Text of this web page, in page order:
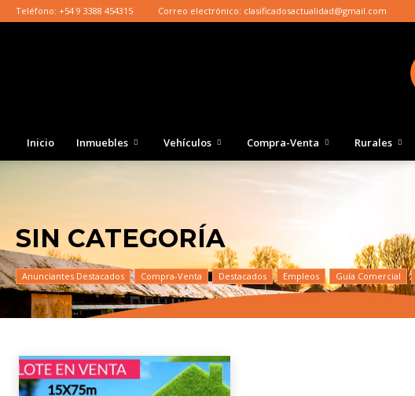
Teléfono: +54 9 3388 454315 Correo electrónico: clasificadosactualidad@gmail.com
Inicio Inmuebles Vehículos Compra-Venta Rurales
SIN CATEGORÍA
Anunciantes Destacados Compra-Venta Destacados Empleos Guía Comercial